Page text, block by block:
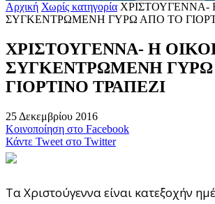
Αρχική Χωρίς κατηγορία ΧΡΙΣΤΟΥΓΕΝΝΑ-
ΣΥΓΚΕΝΤΡΩΜΕΝΗ ΓΥΡΩ ΑΠΟ ΤΟ
ΧΡΙΣΤΟΥΓΕΝΝΑ- Η
ΣΥΓΚΕΝΤΡΩΜΕΝΗ
ΓΙΟΡΤΙΝΟ ΤΡΑΠΕΖΙ
25 Δεκεμβρίου 2016
Κοινοποίηση στο Facebook
Κάντε Tweet στο Twitter
Τα Χριστούγεννα είναι κατεξοχήν